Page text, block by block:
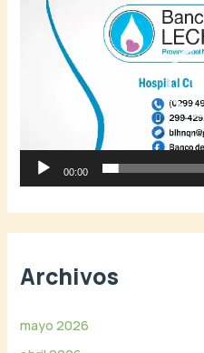
o
e
v
d
e
00:00
Archivos
mayo 2026